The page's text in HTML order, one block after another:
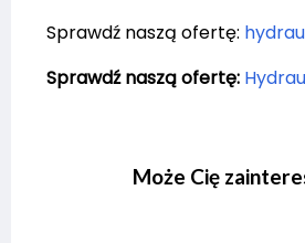
Sprawdź naszą ofertę:
Sprawdź naszą ofertę:
Może Cię